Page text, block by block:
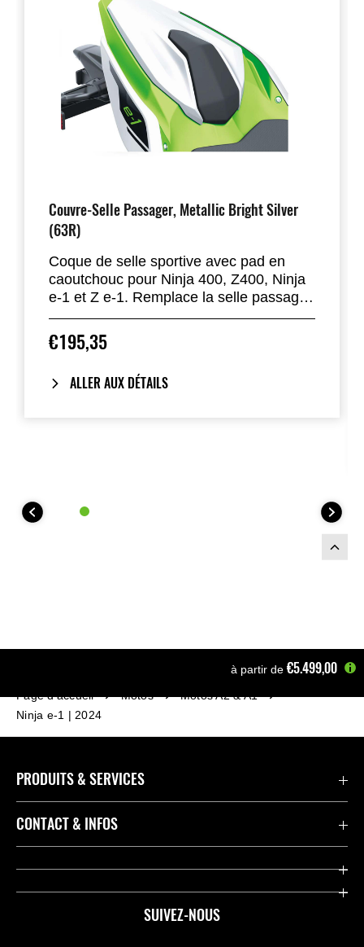
Couvre-Selle Passager, Metallic Bright Silver
(63R)
Coque de selle sportive avec pad en
caoutchouc pour Ninja 400, Z400, Ninja
e-1 et Z e-1. Remplace la selle passager.
Disponible dans la plupart des couleurs
standard.
€195,35
ALLER AUX DÉTAILS
à partir de €5.499,00
Page d'accueil Motos
Motos A2 & A1
Ninja e-1 | 2024
SUIVEZ-NOUS
PRODUITS & SERVICES
Accessoires & Pièces
Concessionnaires
CONTACT & INFOS
Contact